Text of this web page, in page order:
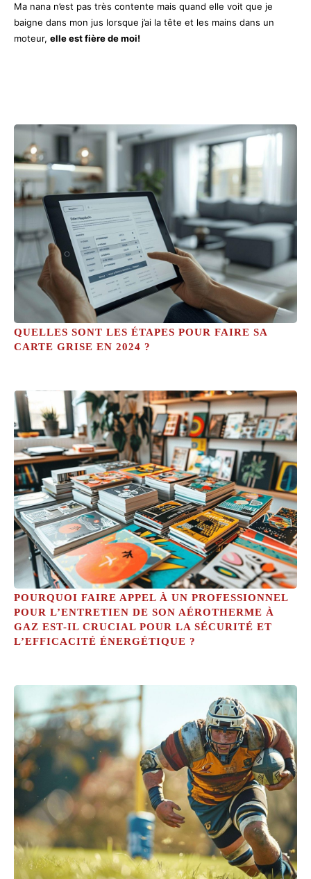
Ma nana n’est pas très contente mais quand elle voit que je
baigne dans mon jus lorsque j’ai la tête et les mains dans un
moteur, elle est fière de moi!
QUELLES SONT LES ÉTAPES POUR FAIRE SA
CARTE GRISE EN 2024 ?
POURQUOI FAIRE APPEL À UN PROFESSIONNEL
POUR L’ENTRETIEN DE SON AÉROTHERME À
GAZ EST-IL CRUCIAL POUR LA SÉCURITÉ ET
L’EFFICACITÉ ÉNERGÉTIQUE ?